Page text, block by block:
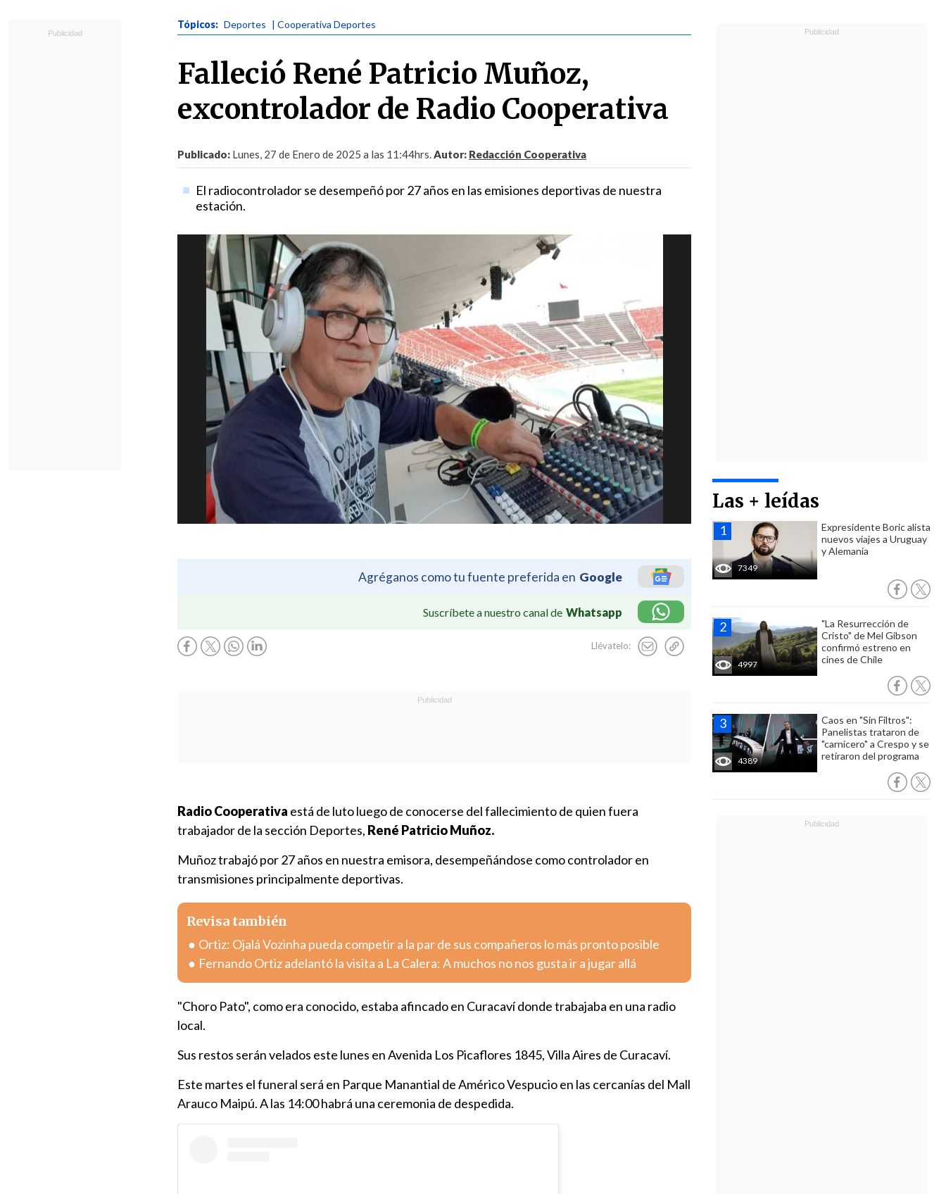
Tópicos: Deportes | Cooperativa Deportes
Falleció René Patricio Muñoz,
excontrolador de Radio Cooperativa
Publicado: Lunes, 27 de Enero de 2025 a las 11:44hrs.Autor: Redacción Cooperativa
El radiocontrolador se desempeñó por 27 años en las emisiones deportivas de nuestra
estación.
Agréganos como tu fuente preferida en Google
Suscríbete a nuestro canal de Whatsapp
Llévatelo:
Las + leídas
7349
Expresidente Boric alista
nuevos viajes a Uruguay
y Alemania
4997
"La Resurrección de
Cristo" de Mel Gibson
confirmó estreno en
cines de Chile
4389
Caos en "Sin Filtros":
Panelistas trataron de
"carnicero" a Crespo y se
retiraron del programa
Radio Cooperativa está de luto luego de conocerse del fallecimiento de quien fuera
trabajador de la sección Deportes, René Patricio Muñoz.
Muñoz trabajó por 27 años en nuestra emisora, desempeñándose como controlador en
transmisiones principalmente deportivas.
Revisa también
Ortiz: Ojalá Vozinha pueda competir a la par de sus compañeros lo más pronto posible
Fernando Ortiz adelantó la visita a La Calera: A muchos no nos gusta ir a jugar allá
"Choro Pato", como era conocido, estaba afincado en Curacaví donde trabajaba en una radio
local.
Sus restos serán velados este lunes en Avenida Los Picaflores 1845, Villa Aires de Curacaví.
Este martes el funeral será en Parque Manantial de Américo Vespucio en las cercanías del Mall
Arauco Maipú. A las 14:00 habrá una ceremonia de despedida.